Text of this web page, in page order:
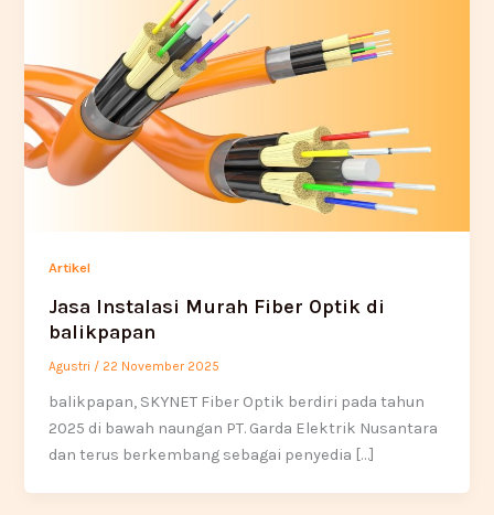
Artikel
Jasa Instalasi Murah Fiber Optik di
balikpapan
Agustri / 22 November 2025
balikpapan, SKYNET Fiber Optik berdiri pada tahun
2025 di bawah naungan PT. Garda Elektrik Nusantara
dan terus berkembang sebagai penyedia […]